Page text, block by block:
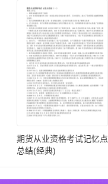
期货从业资格考试记忆点
总结(经典)